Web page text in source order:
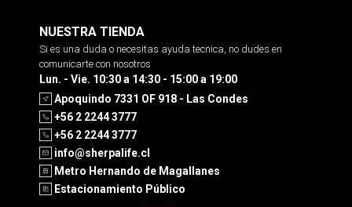
NUESTRA TIENDA
Si es una duda o necesitas ayuda tecnica, no dudes en
comunicarte con nosotros
Lun. - Vie. 10:30 a 14:30 - 15:00 a 19:00
Apoquindo 7331 OF 918 - Las Condes
+56 2 2244 3777
+56 2 2244 3777
info@sherpalife.cl
Metro Hernando de Magallanes
Estacionamiento Público